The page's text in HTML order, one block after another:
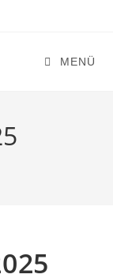
MENÜ